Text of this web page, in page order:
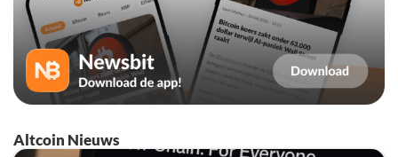
Altcoin Nieuws